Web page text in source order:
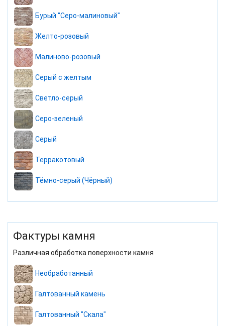
Бурый "Серо-малиновый"
Желто-розовый
Малиново-розовый
Серый с желтым
Светло-серый
Серо-зеленый
Серый
Терракотовый
Тёмно-серый (Чёрный)
Фактуры камня
Различная обработка поверхности камня
Необработанный
Галтованный камень
Галтованный "Скала"